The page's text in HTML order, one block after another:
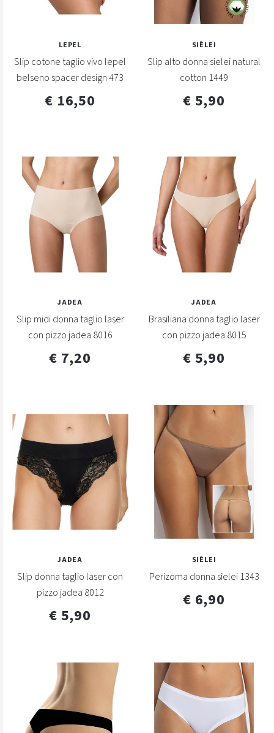
LEPEL
Slip cotone taglio vivo lepel
belseno spacer design 473
€ 16,50
SIÈLEI
Slip alto donna sielei natural
cotton 1449
€ 5,90
JADEA
Slip midi donna taglio laser
con pizzo jadea 8016
€ 7,20
JADEA
Brasiliana donna taglio laser
con pizzo jadea 8015
€ 5,90
JADEA
Slip donna taglio laser con
pizzo jadea 8012
€ 5,90
SIÈLEI
Perizoma donna sielei 1343
€ 6,90